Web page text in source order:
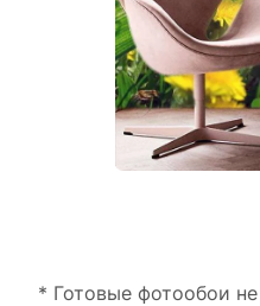
* Готовые фотообои